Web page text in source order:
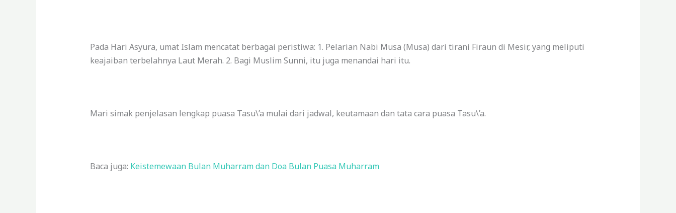
Pada Hari Asyura, umat Islam mencatat berbagai peristiwa: 1. Pelarian Nabi Musa (Musa) dari tirani Firaun di Mesir, yang meliputi
keajaiban terbelahnya Laut Merah. 2. Bagi Muslim Sunni, itu juga menandai hari itu.
Mari simak penjelasan lengkap puasa Tasu\’a mulai dari jadwal, keutamaan dan tata cara puasa Tasu\’a.
Baca juga: Keistemewaan Bulan Muharram dan Doa Bulan Puasa Muharram